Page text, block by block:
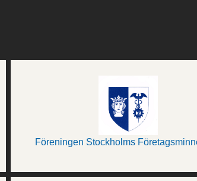
Föreningen Stockholms